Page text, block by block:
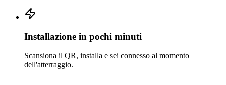
Installazione in pochi minuti
Scansiona il QR, installa e sei connesso al momento
dell'atterraggio.